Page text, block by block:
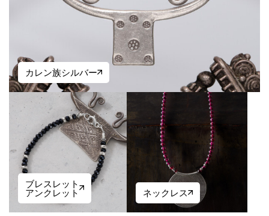
カレン族シルバー
ブレスレット
アンクレット
ネックレス